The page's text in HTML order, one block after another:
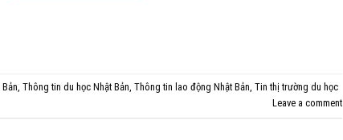
Thông tin du học Nhật Bản Thông tin lao động Nhật Bản Tin thị trường du học
Leave a comment